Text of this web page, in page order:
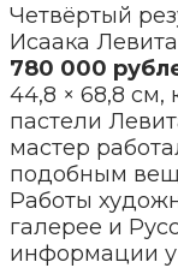
Четвёртый
Исаака
780 000
44,8 × 68,8 см,
пастели
мастер
подобным
Работы
галерее и
информации у